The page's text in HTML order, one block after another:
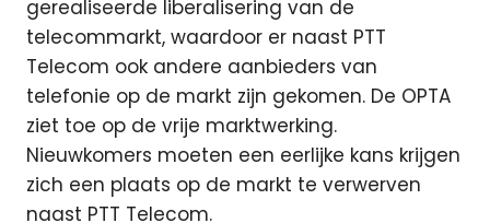
gerealiseerde liberalisering van de
telecommarkt, waardoor er naast PTT
Telecom ook andere aanbieders van
telefonie op de markt zijn gekomen. De OPTA
ziet toe op de vrije marktwerking.
Nieuwkomers moeten een eerlijke kans krijgen
zich een plaats op de markt te verwerven
naast PTT Telecom.